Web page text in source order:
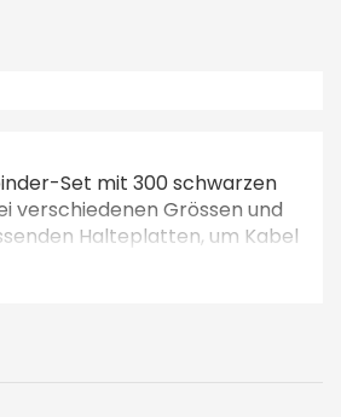
Set mit 300 schwarzen
verschiedenen Grössen und
Halteplatten, um Kabel
Oberflächen zu befestigen.
Heimgebrauch